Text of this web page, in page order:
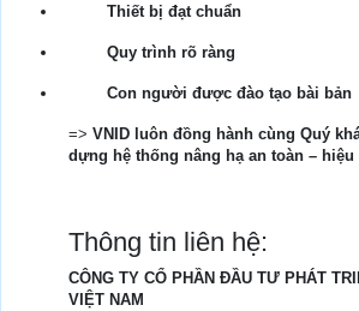
Thiết bị đạt chuẩn
Quy trình rõ ràng
Con người được đào tạo bài bản
=> VNID luôn đồng hành cùng Quý
dựng hệ thống nâng hạ an toàn – hiệu
Thông tin liên hệ:
CÔNG TY CỔ PHẦN ĐẦU TƯ PHÁT
VIỆT NAM